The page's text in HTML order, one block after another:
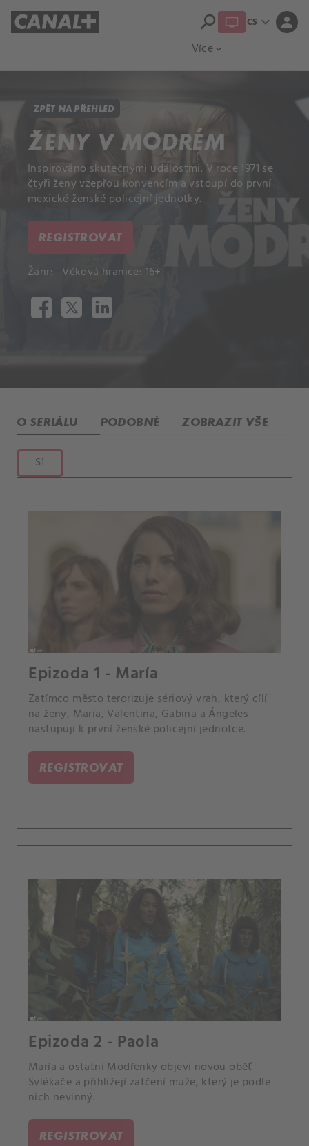
Více expand_more
search CS expand_more person
ZPĚT NA PŘEHLED
ŽENY V MODRÉM
Inspirováno skutečnými událostmi. V roce 1971 se
čtyři ženy vzepřou konvencím a vstoupí do první
mexické ženské policejní jednotky.
REGISTROVAT
Žánr: Věková hranice: 16+
O SERIÁLU PODOBNÉ ZOBRAZIT VŠE
S1
Epizoda 1 - María
Zatímco město terorizuje sériový vrah, který cílí
na ženy, María, Valentina, Gabina a Ángeles
nastupují k první ženské policejní jednotce.
REGISTROVAT
Epizoda 2 - Paola
María a ostatní Modřenky objeví novou oběť
Svlékače a přihlížejí zatčení muže, který je podle
nich nevinný.
REGISTROVAT